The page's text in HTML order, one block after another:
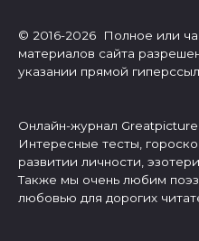
© 2016-2026 Полное или
материалов сайта
указании прямой
Онлайн-журнал
Интересные тесты,
развитии личности,
Также мы очень любим
любовью для дорогих